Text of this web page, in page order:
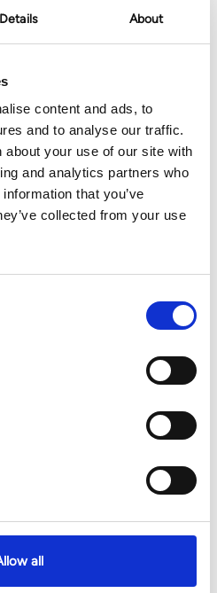
Details About
content and ads, to
and to analyse our traffic.
about your use of our site with
and analytics partners who
that you’ve
collected from your use
all